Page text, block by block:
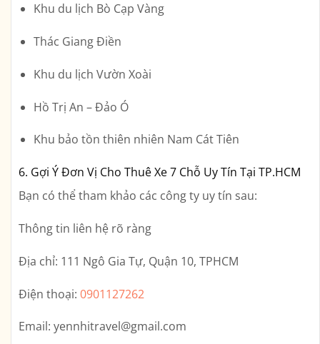
Khu du lịch Bò Cạp Vàng
Thác Giang Điền
Khu du lịch Vườn Xoài
Hồ Trị An – Đảo Ó
Khu bảo tồn thiên nhiên Nam Cát Tiên
6. Gợi Ý Đơn Vị Cho Thuê Xe 7 Chỗ Uy Tín Tại TP.HCM
Bạn có thể tham khảo các công ty uy tín sau:
Thông tin liên hệ rõ ràng
Địa chỉ: 111 Ngô Gia Tự, Quận 10, TPHCM
Điện thoại: 0901127262
Email: yennhitravel@gmail.com